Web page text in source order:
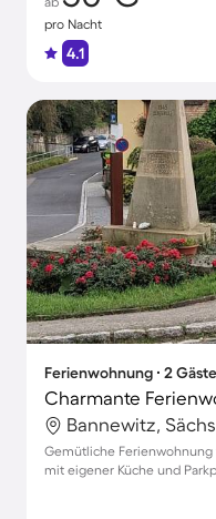
pro Nacht
4.1
Ferienwohnung ∙ 2
Charmante
Gemütliche
mit eigener Küche und